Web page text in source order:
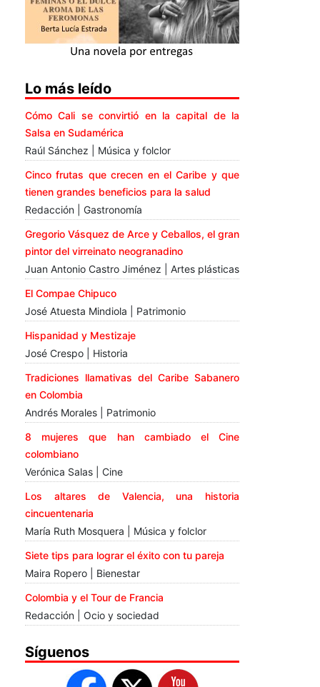
Lo más leído
Cómo Cali se convirtió en la capital de la
Salsa en Sudamérica
Raúl Sánchez | Música y folclor
Cinco frutas que crecen en el Caribe y que
tienen grandes beneficios para la salud
Redacción | Gastronomía
Gregorio Vásquez de Arce y Ceballos, el gran
pintor del virreinato neogranadino
Juan Antonio Castro Jiménez | Artes plásticas
El Compae Chipuco
José Atuesta Mindiola | Patrimonio
Hispanidad y Mestizaje
José Crespo | Historia
Tradiciones llamativas del Caribe Sabanero
en Colombia
Andrés Morales | Patrimonio
8 mujeres que han cambiado el Cine
colombiano
Verónica Salas | Cine
Los altares de Valencia, una historia
cincuentenaria
María Ruth Mosquera | Música y folclor
Siete tips para lograr el éxito con tu pareja
Maira Ropero | Bienestar
Colombia y el Tour de Francia
Redacción | Ocio y sociedad
Síguenos